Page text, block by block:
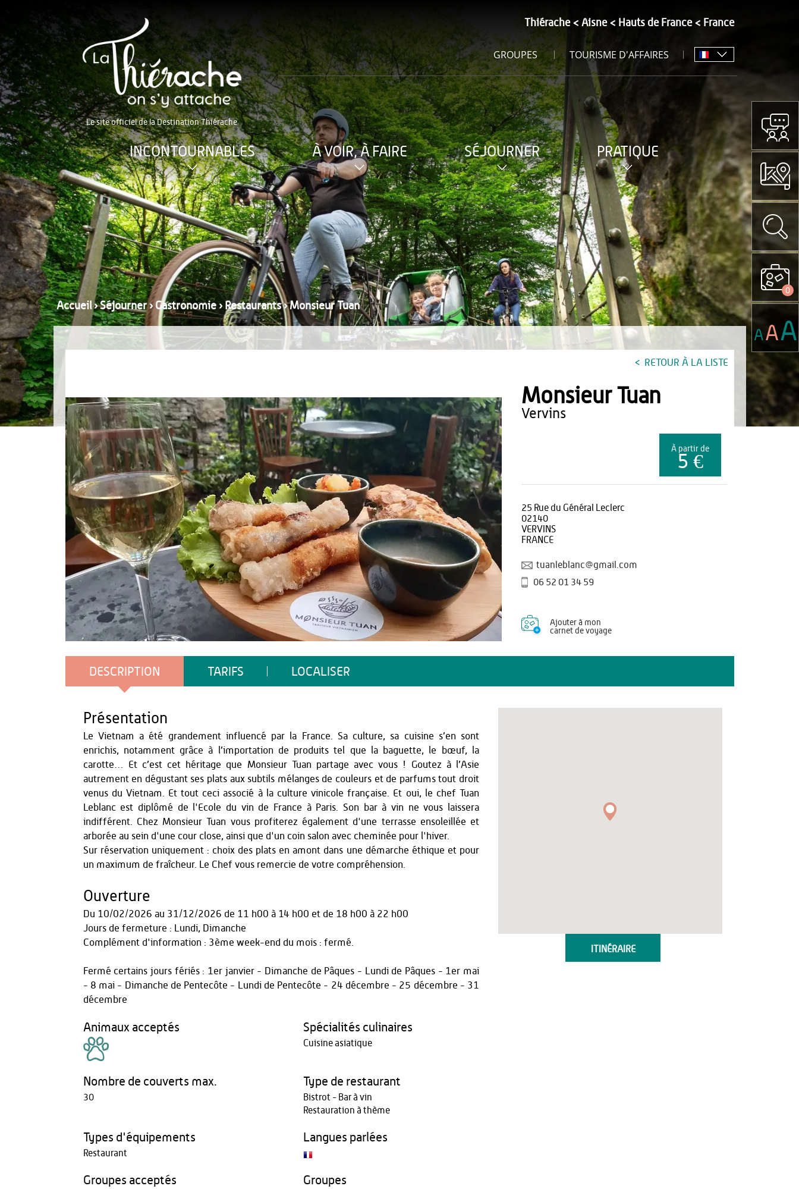
Le site officiel de la Destination Thiérache
Thiérache Aisne Hauts de France France
GROUPES TOURISME D'AFFAIRES
INCONTOURNABLES À VOIR, À FAIRE SÉJOURNER PRATIQUE
Accueil›Séjourner› Gastronomie › Restaurants›Monsieur Tuan
RETOUR À LA LISTE
Monsieur Tuan
vervins
À partir de
5 €
25 Rue du Général Leclerc
02140
VERVINS
FRANCE
tuanleblanc@gmail.com
06 52 01 34 59
Ajouter à mon
carnet de voyage
DESCRIPTION TARIFS LOCALISER
ITINÉRAIRE
Présentation
Le Vietnam a été grandement influencé par la France. Sa culture, sa cuisine s’en sont
enrichis, notamment grâce à l’importation de produits tel que la baguette, le bœuf, la
carotte… Et c’est cet héritage que Monsieur Tuan partage avec vous ! Goutez à l’Asie
autrement en dégustant ses plats aux subtils mélanges de couleurs et de parfums tout droit
venus du Vietnam. Et tout ceci associé à la culture vinicole française. Et oui, le chef Tuan
Leblanc est diplômé de l'Ecole du vin de France à Paris. Son bar à vin ne vous laissera
indifférent. Chez Monsieur Tuan vous profiterez également d'une terrasse ensoleillée et
arborée au sein d'une cour close, ainsi que d'un coin salon avec cheminée pour l'hiver.
Sur réservation uniquement : choix des plats en amont dans une démarche éthique et pour
un maximum de fraîcheur. Le Chef vous remercie de votre compréhension.
Ouverture
Du 10/02/2026 au 31/12/2026 de 11 h00 à 14 h00 et de 18 h00 à 22 h00
Jours de fermeture : Lundi, Dimanche
Complément d'information : 3ème week-end du mois : fermé.
Fermé certains jours fériés : 1er janvier - Dimanche de Pâques - Lundi de Pâques - 1er mai
- 8 mai - Dimanche de Pentecôte - Lundi de Pentecôte - 24 décembre - 25 décembre - 31
décembre
Animaux acceptés Spécialités culinaires
Cuisine asiatique
Nombre de couverts max.
30
Type de restaurant
Bistrot - Bar à vin
Restauration à thème
Types d'équipements
Restaurant
Langues parlées
Groupes acceptés Groupes
0
AAA